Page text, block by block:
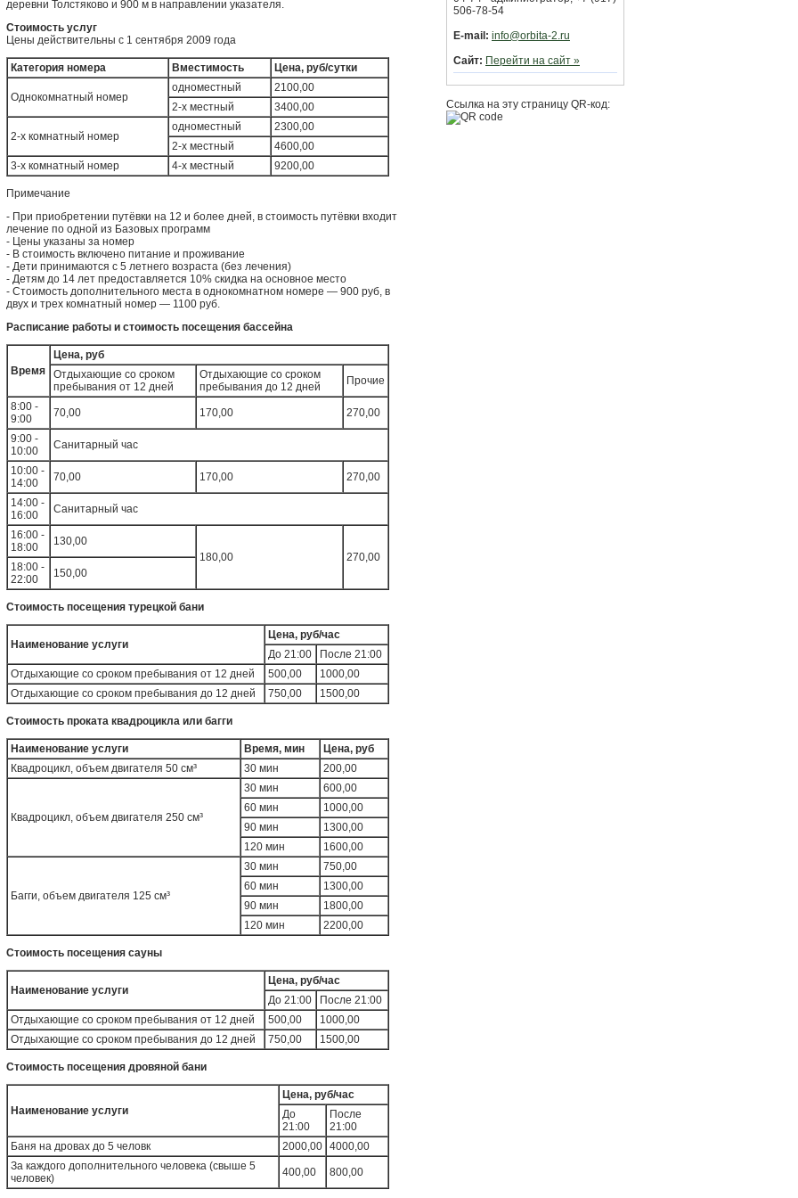
деревни Толстяково и 900 м в направлении указателя.
Стоимость услуг
Цены действительны с 1 сентября 2009 года
Категория номера Вместимость Цена, руб/сутки
Однокомнатный номер
одноместный
2100,00
2-х местный
3400,00
2-х комнатный номер
одноместный
2300,00
2-х местный
4600,00
3-х комнатный номер
4-х местный 9200,00
Примечание
- При приобретении путёвки на 12 и более дней, в стоимость путёвки входит
лечение по одной из Базовых программ
- Цены указаны за номер
- В стоимость включено питание и проживание
- Дети принимаются с 5 летнего возраста (без лечения)
- Детям до 14 лет предоставляется 10% скидка на основное место
- Стоимость дополнительного места в однокомнатном номере — 900 руб, в
двух и трех комнатный номер — 1100 руб.
Расписание работы и стоимость посещения бассейна
Время
Цена, руб
Отдыхающие со сроком
пребывания от 12 дней
Отдыхающие со сроком
пребывания до 12 дней
Прочие
8:00 -
9:00
70,00 170,00 270,00
9:00 -
10:00
Санитарный час
10:00 -
14:00
70,00 170,00 270,00
14:00 -
16:00
Санитарный час
16:00 -
18:00
130,00
180,00
270,00
18:00 -
22:00
150,00
Стоимость посещения турецкой бани
Наименование услуги
Цена, руб/час
До 21:00
После 21:00
Отдыхающие со сроком пребывания от 12 дней
500,00
1000,00
Отдыхающие со сроком пребывания до 12 дней
750,00 1500,00
Стоимость проката квадроцикла или багги
Наименование услуги Время, мин
Цена, руб
Квадроцикл, объем двигателя 50 см³
30 мин 200,00
Квадроцикл, объем двигателя 250 см³
30 мин
600,00
60 мин
1000,00
90 мин
1300,00
120 мин
1600,00
Багги, объем двигателя 125 см³
30 мин
750,00
60 мин
1300,00
90 мин
1800,00
120 мин
2200,00
Стоимость посещения сауны
Наименование услуги
Цена, руб/час
До 21:00
После 21:00
Отдыхающие со сроком пребывания от 12 дней
500,00
1000,00
Отдыхающие со сроком пребывания до 12 дней
750,00 1500,00
Стоимость посещения дровяной бани
Наименование услуги
Цена, руб/час
До
21:00
После
21:00
Баня на дровах до 5 человк
2000,00 4000,00
За каждого дополнительного человека (свыше 5
человек)
400,00 800,00
506-78-54
E-mail: info@orbita-2.ru
Сайт: Перейти на сайт »
Ссылка на эту страницу QR-код: